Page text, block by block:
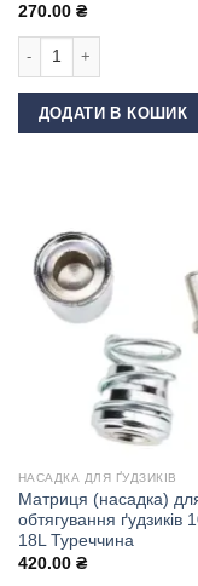
270.00 ₴
ДОДАТИ В КОШИК
НАСАДКА ДЛЯ ҐУДЗИКІВ
Матриця (насадка)
обтягування ґудзиків
18L Туреччина
420.00 ₴